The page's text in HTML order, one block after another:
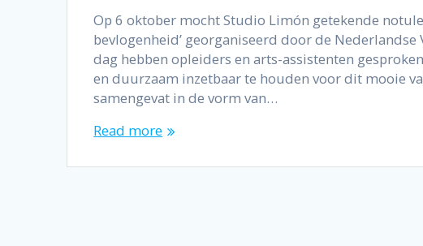
Op 6 oktober mocht Studio Limón getekende
bevlogenheid’ georganiseerd door de
dag hebben opleiders en arts-assistenten
en duurzaam inzetbaar te houden voor dit mooie
samengevat in de vorm van…
Read more